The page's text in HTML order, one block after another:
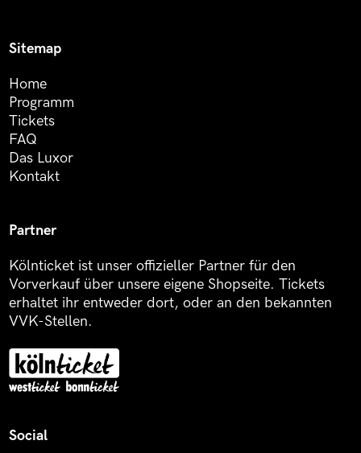
Sitemap
Home
Programm
Tickets
FAQ
Das Luxor
Kontakt
Partner
Kölnticket ist unser offizieller Partner für den
Vorverkauf über unsere eigene Shopseite. Tickets
erhaltet ihr entweder dort, oder an den bekannten
VVK-Stellen.
Social